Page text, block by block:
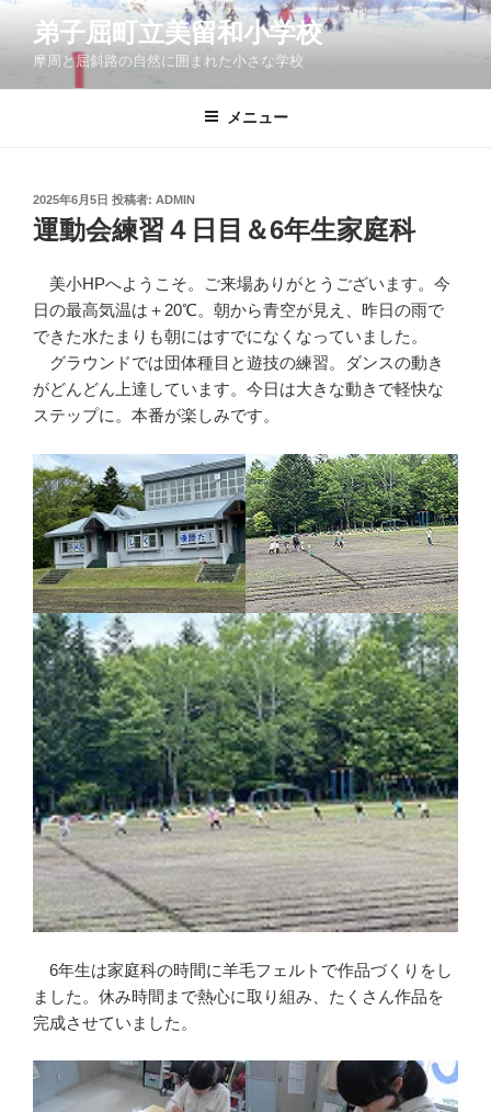
ン
弟子屈町立美留和小学校
摩周と屈斜路の自然に囲まれた小さな学校
メニュー
投
稿
日:
2025年6月5日 投稿者: ADMIN
運動会練習４日目＆6年生家庭科
美小HPへようこそ。ご来場ありがとうございます。今
日の最高気温は＋20℃。朝から青空が見え、昨日の雨で
できた水たまりも朝にはすでになくなっていました。
グラウンドでは団体種目と遊技の練習。ダンスの動き
がどんどん上達しています。今日は大きな動きで軽快な
ステップに。本番が楽しみです。
6年生は家庭科の時間に羊毛フェルトで作品づくりをし
ました。休み時間まで熱心に取り組み、たくさん作品を
完成させていました。